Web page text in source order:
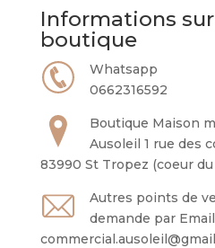
Informations
boutique
Whatsapp
0662316592
Boutique Maison
Ausoleil 1 rue des
83990 St Tropez (coeur du
Autres points de
demande par